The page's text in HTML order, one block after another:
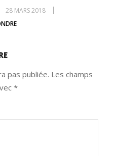
28 MARS 2018
pas publiée. Les champs
*